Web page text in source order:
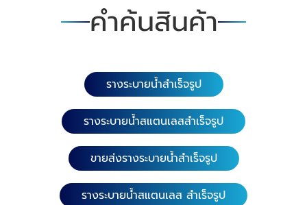
คำค้นสินค้า
รางระบายน้ำสำเร็จรูป
รางระบายน้ำสแตนเลสสำเร็จรูป
ขายส่งรางระบายน้ำสำเร็จรูป
รางระบายน้ำสแตนเลส สำเร็จรูป